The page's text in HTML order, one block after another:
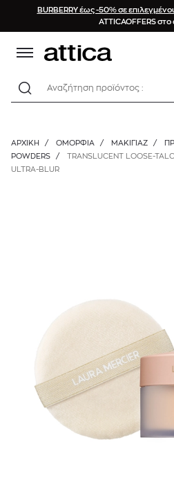
BURBERRY έως -50% σε
ATTICAOFFERS
Αναζήτηση προϊόντος :
ΑΡΧΙΚΉ / ΟΜΟΡΦΙΑ / ΜΑΚΙΓΙΑΖ /
POWDERS
/
TRANSLUCENT LOOSE-
ULTRA-BLUR